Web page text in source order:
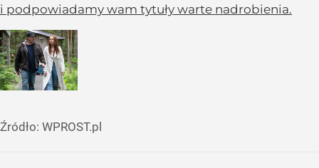
i podpowiadamy wam tytuły warte nadrobienia.
Źródło: WPROST.pl